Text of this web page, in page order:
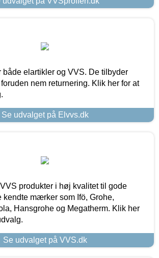
elartikler og VVS. De tilbyder
nem returnering. Klik her for at
Se udvalget på Elvvs.dk
produkter i høj kvalitet til gode
kendte mærker som Ifö, Grohe,
Hansgrohe og Megatherm. Klik her
Se udvalget på VVS.dk